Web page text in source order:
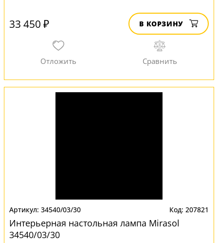
33 450 ₽ В КОРЗИНУ
34540/03/30 207821
Интерьерная настольная лампа Mirasol
34540/03/30